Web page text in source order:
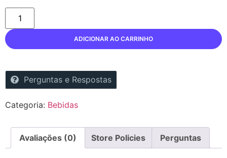
ADICIONAR AO CARRINHO
Perguntas e Respostas
Categoria: Bebidas
Avaliações (0) Store Policies Perguntas